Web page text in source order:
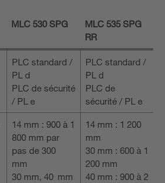
MLC 530 SPG
MLC 535 SPG
RR
PLC standard /
PL d
PLC de sécurité
/ PL e
PLC standard /
PL d
PLC de
sécurité / PL e
14 mm : 900 à 1
800 mm par
pas de 300
mm
30 mm, 40 mm
14 mm : 1 200
mm
30 mm : 600 à 1
200 mm
40 mm : 900 à 2